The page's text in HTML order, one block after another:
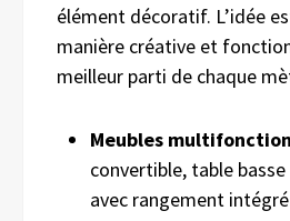
élément décoratif. L’idée
manière créative et
meilleur parti de chaque
Meubles
convertible, table
avec rangement